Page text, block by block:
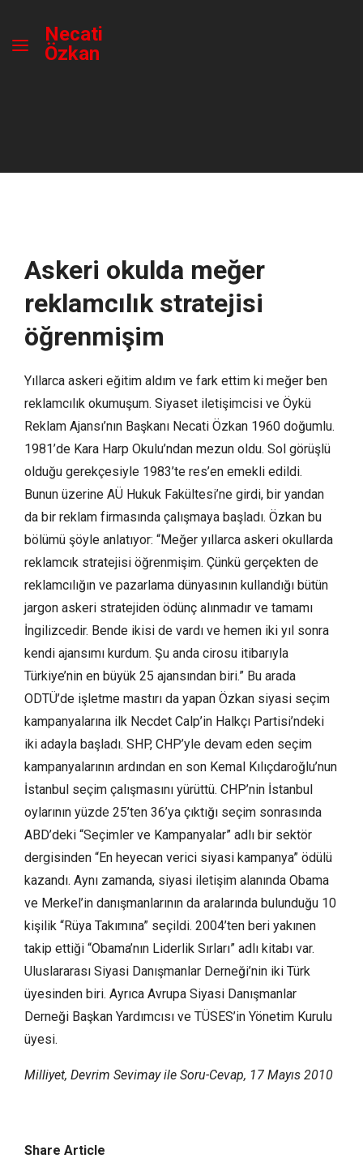
Necati
Özkan
Askeri okulda meğer
reklamcılık stratejisi
öğrenmişim
Yıllarca askeri eğitim aldım ve fark ettim ki meğer ben
reklamcılık okumuşum. Siyaset iletişimcisi ve Öykü
Reklam Ajansı’nın Başkanı Necati Özkan 1960 doğumlu.
1981’de Kara Harp Okulu’ndan mezun oldu. Sol görüşlü
olduğu gerekçesiyle 1983’te res’en emekli edildi.
Bunun üzerine AÜ Hukuk Fakültesi’ne girdi, bir yandan
da bir reklam firmasında çalışmaya başladı. Özkan bu
bölümü şöyle anlatıyor: “Meğer yıllarca askeri okullarda
reklamcık stratejisi öğrenmişim. Çünkü gerçekten de
reklamcılığın ve pazarlama dünyasının kullandığı bütün
jargon askeri stratejiden ödünç alınmadır ve tamamı
İngilizcedir. Bende ikisi de vardı ve hemen iki yıl sonra
kendi ajansımı kurdum. Şu anda cirosu itibarıyla
Türkiye’nin en büyük 25 ajansından biri.” Bu arada
ODTÜ’de işletme mastırı da yapan Özkan siyasi seçim
kampanyalarına ilk Necdet Calp’in Halkçı Partisi’ndeki
iki adayla başladı. SHP, CHP’yle devam eden seçim
kampanyalarının ardından en son Kemal Kılıçdaroğlu’nun
İstanbul seçim çalışmasını yürüttü. CHP’nin İstanbul
oylarının yüzde 25’ten 36’ya çıktığı seçim sonrasında
ABD’deki “Seçimler ve Kampanyalar” adlı bir sektör
dergisinden “En heyecan verici siyasi kampanya” ödülü
kazandı. Aynı zamanda, siyasi iletişim alanında Obama
ve Merkel’in danışmanlarının da aralarında bulunduğu 10
kişilik “Rüya Takımına” seçildi. 2004’ten beri yakınen
takip ettiği “Obama’nın Liderlik Sırları” adlı kitabı var.
Uluslararası Siyasi Danışmanlar Derneği’nin iki Türk
üyesinden biri. Ayrıca Avrupa Siyasi Danışmanlar
Derneği Başkan Yardımcısı ve TÜSES’in Yönetim Kurulu
üyesi.
Milliyet, Devrim Sevimay ile Soru-Cevap, 17 Mayıs 2010
Share Article